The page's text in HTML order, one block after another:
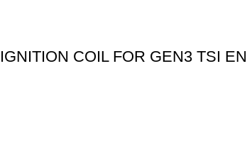
COIL FOR GEN3 TSI